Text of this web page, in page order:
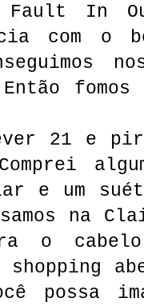
Fault In
com o
Então
21 e
e um
na
o
shopping
possa